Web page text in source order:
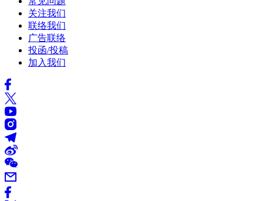
关注我们
联络我们
广告联络
投函/投稿
加入我们